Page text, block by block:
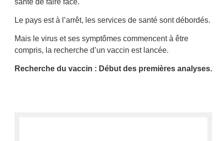
Le pays est à l’arrêt, les services de santé sont débordés.
Mais le virus et ses symptômes commencent à être
compris, la recherche d’un vaccin est lancée.
Recherche du vaccin : Début des premières analyses.